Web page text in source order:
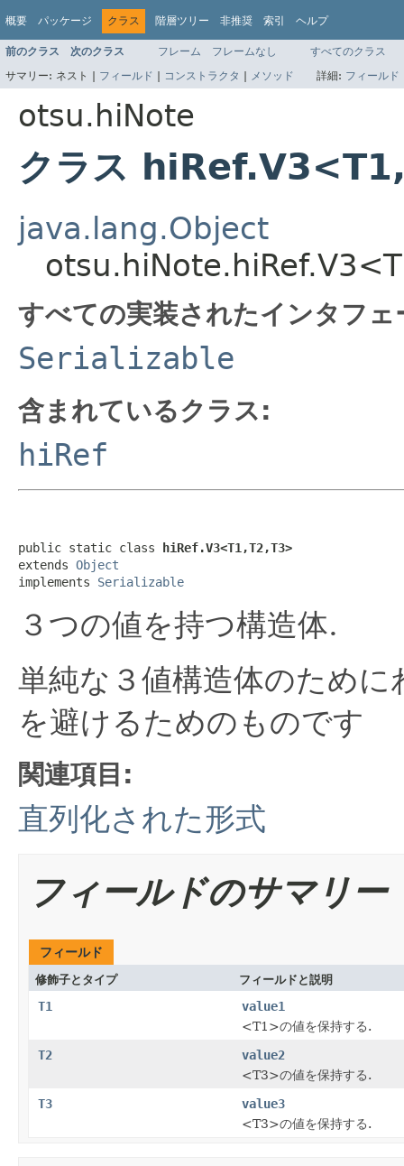
概要 パッケージ クラス 階層ツリー 非推奨 索引 ヘルプ
前のクラス 次のクラス フレーム フレームなし
すべてのクラス
サマリー: ネスト | フィールド | コンストラクタ | メソッド 詳細: フィールド
otsu.hiNote
クラス
java.lang.Object
すべての実装されたインタフ
Serializable
含まれているクラス:
hiRef
public static class hiRef.V3<T1,T2,T3>
extends Object
implements Serializable
３つの値を持つ構造体.
単純な３値構造体のため
を避けるためのものです
関連項目:
直列化された形式
フィールドのサマリー
フィールド
修飾子とタイプ フィールドと説明
T1
value1
<T1>の値を保持する.
T2
value2
<T3>の値を保持する.
T3
value3
<T3>の値を保持する.